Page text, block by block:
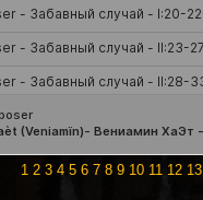
1 2 3 4 5 6 7 8 9 10 11 12 13